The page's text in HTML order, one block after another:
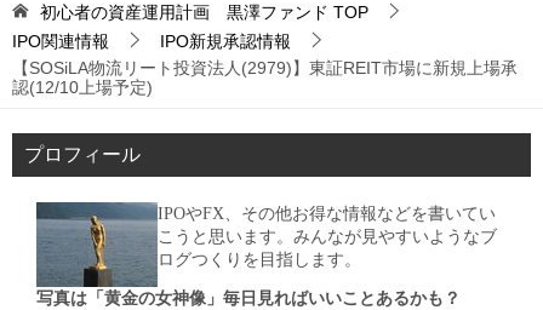
初心者の資産運用計画 黒澤ファンド TOP
IPO関連情報
IPO新規承認情報
【SOSiLA物流リート投資法人(2979)】東証REIT市場に新規上場承
認(12/10上場予定)
プロフィール
IPOやFX、その他お得な情報などを書いてい
こうと思います。みんなが見やすいようなブ
ログつくりを目指します。
写真は「黄金の女神像」毎日見ればいいことあるかも？